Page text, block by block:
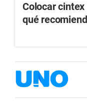
Colocar
qué